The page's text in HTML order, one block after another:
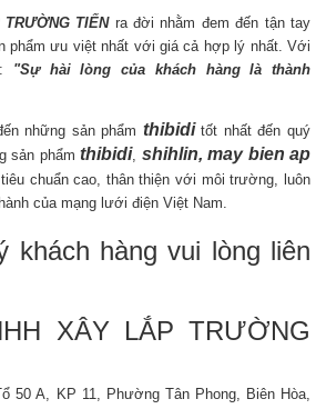
TIẾNra đời nhằm đem đến tận tay
phẩm ưu việt nhất với giá cả hợp lý nhất. Với
"Sự hài lòng của khách hàng là thành
những sản phẩm thibiditốt nhất đến quý
sản phẩmthibidi shihlin, may bien ap
chuẩn cao, thân thiện với môi trường, luôn
của mạng lưới điện Việt Nam.
khách hàng vui lòng liên
XÂY LẮP TRƯỜNG
50 A, KP 11, Phường Tân Phong, Biên Hòa,